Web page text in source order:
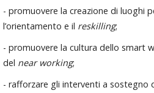
- promuovere la creazione di luoghi
l’orientamento e il reskilling;
- promuovere la cultura dello smart
del near working;
- rafforzare gli interventi a sostegno